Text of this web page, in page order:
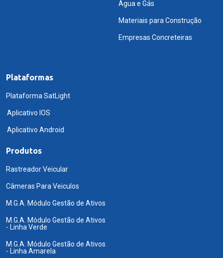
Água e Gás
Materiais para Construção
Empresas Concreteiras
Plataformas
Plataforma SatLight
Aplicativo IOS
Aplicativo Android
Produtos
Rastreador Veicular
Câmeras Para Veiculos
M.G.A. Módulo Gestão de Ativos
M.G.A. Módulo Gestão de Ativos
- Linha Verde
M.G.A. Módulo Gestão de Ativos
- Linha Amarela